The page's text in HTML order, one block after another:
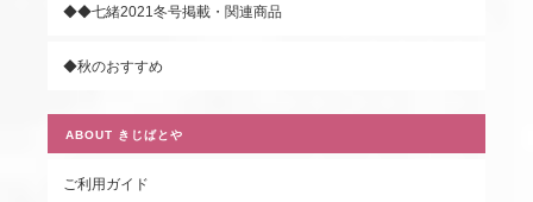
◆◆七緒2021冬号掲載・関連商品
◆秋のおすすめ
ABOUT きじばとや
ご利用ガイド